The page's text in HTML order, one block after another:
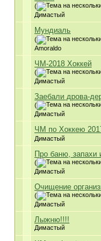
(
Димастый
Мундиаль
(
Amoraldo
ЧМ-2018 Хоккей
(
Димастый
Заебали дрова-
(
Димастый
ЧМ по Хоккею
Димастый
Про баню, запахи
(
Димастый
Очищение
(
Димастый
Лыжню!!!!
Димастый